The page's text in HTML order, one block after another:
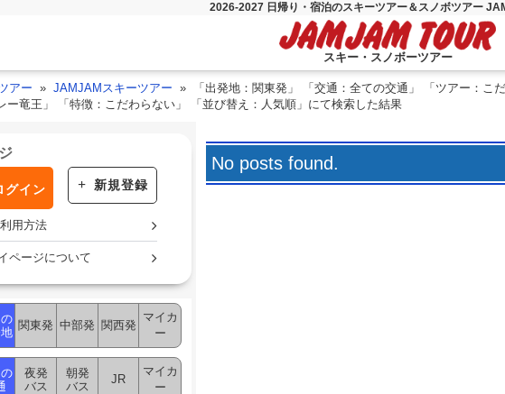
2026-2027 日帰り・宿泊のスキーツアー＆スノボツアー
スキー・スノボーツアー
アー JAMJAMスキーツアー
「出発地：関東発」 「交通：全ての交通」 「ツアー：
ー竜王」 「特徴：こだわらない」 「並び替え：人気順」にて検索した結果
No posts found.
グイン 新規登録
利用方法
ページについて
関東発 中部発 関西発
マイカ
ー
夜発
バス
朝発
バス
JR
マイカ
ー